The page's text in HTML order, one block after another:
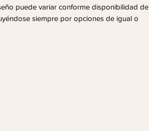
puede variar conforme disponibilidad de
siempre por opciones de igual o